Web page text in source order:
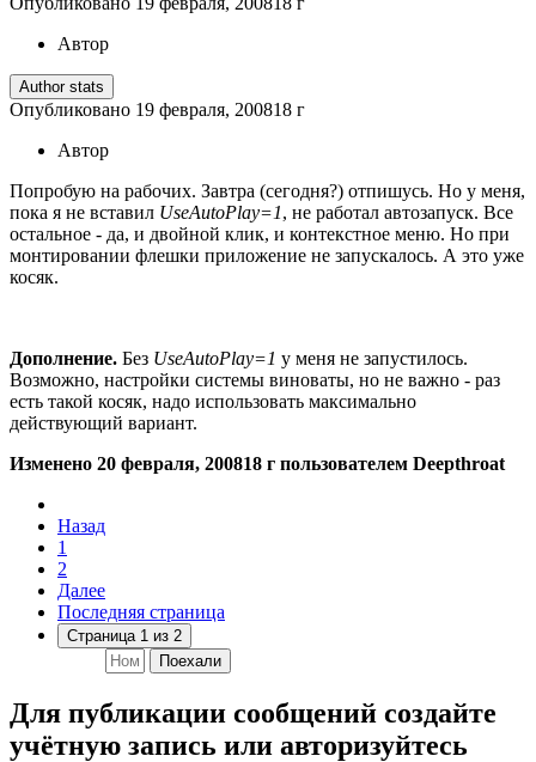
Автор
Author stats
Опубликовано 19 февраля, 200818 г
Автор
Попробую на рабочих. Завтра (сегодня?) отпишусь. Но у меня,
пока я не вставил UseAutoPlay=1, не работал автозапуск. Все
остальное - да, и двойной клик, и контекстное меню. Но при
монтировании флешки приложение не запускалось. А это уже
косяк.
Дополнение. Без UseAutoPlay=1 у меня не запустилось.
Возможно, настройки системы виноваты, но не важно - раз
есть такой косяк, надо использовать максимально
действующий вариант.
Изменено 20 февраля, 200818 г пользователем Deepthroat
Назад
1
2
Далее
Последняя страница
Страница 1 из 2
Поехали
Для публикации сообщений создайте
учётную запись или авторизуйтесь